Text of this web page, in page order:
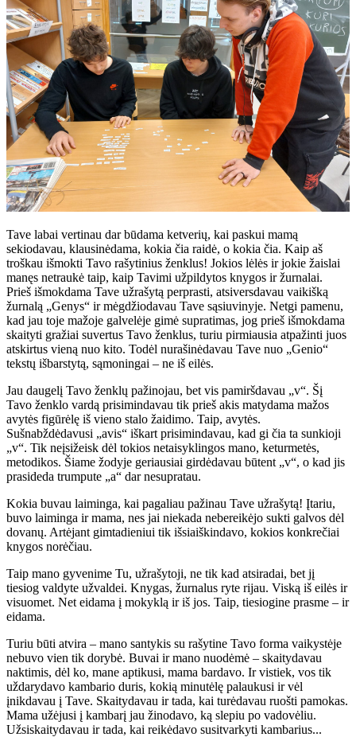
Tave labai vertinau dar būdama ketverių, kai paskui mamą
sekiodavau, klausinėdama, kokia čia raidė, o kokia čia. Kaip aš
troškau išmokti Tavo rašytinius ženklus! Jokios lėlės ir jokie žaislai
manęs netraukė taip, kaip Tavimi užpildytos knygos ir žurnalai.
Prieš išmokdama Tave užrašytą perprasti, atsiversdavau vaikišką
žurnalą „Genys“ ir mėgdžiodavau Tave sąsiuvinyje. Netgi pamenu,
kad jau toje mažoje galvelėje gimė supratimas, jog prieš išmokdama
skaityti gražiai suvertus Tavo ženklus, turiu pirmiausia atpažinti juos
atskirtus vieną nuo kito. Todėl nurašinėdavau Tave nuo „Genio“
tekstų išbarstytą, sąmoningai – ne iš eilės.
Jau daugelį Tavo ženklų pažinojau, bet vis pamiršdavau „v“. Šį
Tavo ženklo vardą prisimindavau tik prieš akis matydama mažos
avytės figūrėlę iš vieno stalo žaidimo. Taip, avytės.
Sušnabždėdavusi „avis“ iškart prisimindavau, kad gi čia ta sunkioji
„v“. Tik neįsižeisk dėl tokios netaisyklingos mano, keturmetės,
metodikos. Šiame žodyje geriausiai girdėdavau būtent „v“, o kad jis
prasideda trumpute „a“ dar nesupratau.
Kokia buvau laiminga, kai pagaliau pažinau Tave užrašytą! Įtariu,
buvo laiminga ir mama, nes jai niekada nebereikėjo sukti galvos dėl
dovanų. Artėjant gimtadieniui tik išsiaiškindavo, kokios konkrečiai
knygos norėčiau.
Taip mano gyvenime Tu, užrašytoji, ne tik kad atsiradai, bet jį
tiesiog valdyte užvaldei. Knygas, žurnalus ryte rijau. Viską iš eilės ir
visuomet. Net eidama į mokyklą ir iš jos. Taip, tiesiogine prasme – ir
eidama.
Turiu būti atvira – mano santykis su rašytine Tavo forma vaikystėje
nebuvo vien tik dorybė. Buvai ir mano nuodėmė – skaitydavau
naktimis, dėl ko, mane aptikusi, mama bardavo. Ir vistiek, vos tik
uždarydavo kambario duris, kokią minutėlę palaukusi ir vėl
įnikdavau į Tave. Skaitydavau ir tada, kai turėdavau ruošti pamokas.
Mama užėjusi į kambarį jau žinodavo, ką slepiu po vadovėliu.
Užsiskaitydavau ir tada, kai reikėdavo susitvarkyti kambarius...